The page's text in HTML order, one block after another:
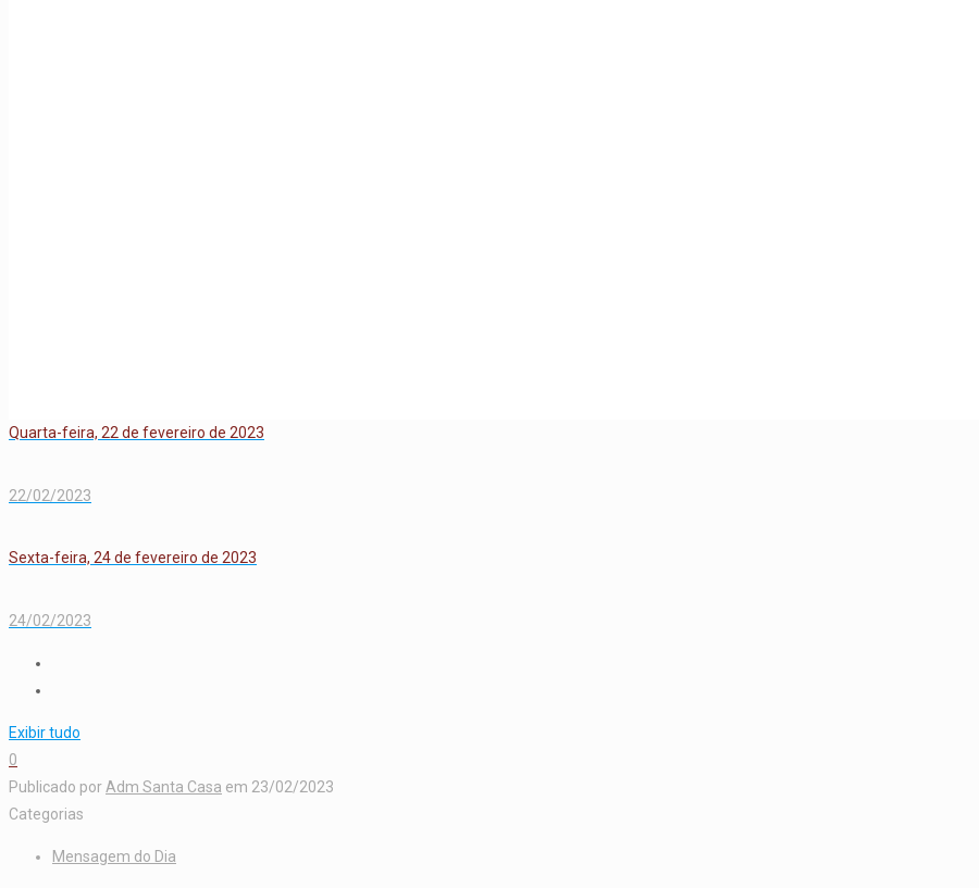
Quarta-feira, 22 de fevereiro de 2023
22/02/2023
Sexta-feira, 24 de fevereiro de 2023
24/02/2023
Exibir tudo
0
Publicado por Adm Santa Casa em 23/02/2023
Categorias
Mensagem do Dia